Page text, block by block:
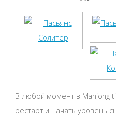
В любой момент в Mahjong
рестарт и начать уровень